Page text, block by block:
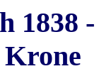
1838
Krone